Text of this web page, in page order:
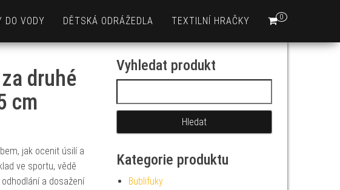
0
DO VODY DĚTSKÁ ODRÁŽEDLA TEXTILNÍ HRAČKY
druhé
cm
jak ocenit úsilí a
ve sportu, vědě
a dosažení
Vyhledat produkt
Kategorie produktu
Bublifuky